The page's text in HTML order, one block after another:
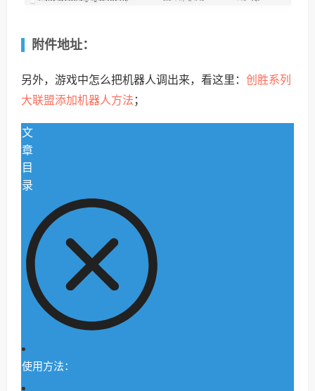
附件地址：
另外，游戏中怎么把机器人调出来，看这里： 创胜系列
大联盟添加机器人方法 ；
文
章
目
录
使用方法：